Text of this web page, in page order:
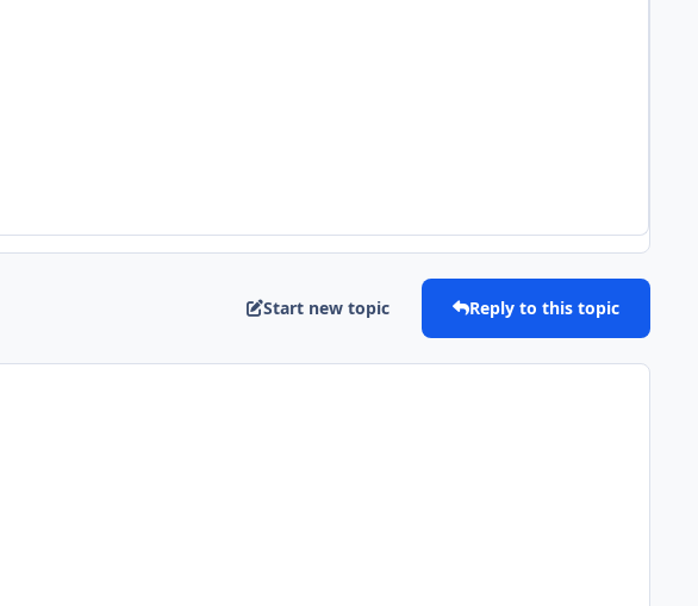
Start new topic Reply to this topic